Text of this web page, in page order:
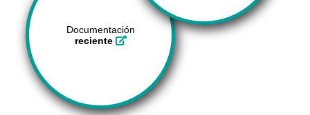
Documentación
reciente